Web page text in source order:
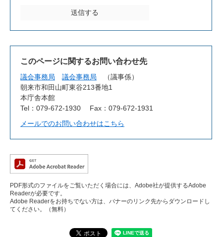
このページに関するお問い合わせ先
議会事務局 議会事務局
議事係
朝来市和田山町東谷213番地1
本庁舎本館
Tel：079-672-1930
Fax：079-672-1931
メールでのお問い合わせはこちら
PDF形式のファイルをご覧いただく場合には、Adobe社が提供するAdobe
Readerが必要です。
Adobe Readerをお持ちでない方は、バナーのリンク先からダウンロードし
てください。（無料）